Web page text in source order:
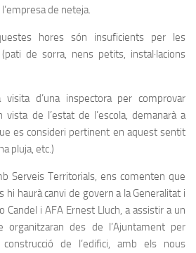
de neteja.
hores són insuficients per les
de sorra, nens petits, instal·lacions
visita d’una inspectora per comprovar
vista de l’estat de l’escola, demanarà a
es consideri pertinent en aquest sentit
pluja, etc.)
Serveis Territorials, ens comenten que
hi haurà canvi de govern a la Generalitat i
Candel i AFA Ernest Lluch, a assistir a un
des de l’Ajuntament per
de l’edifici, amb els nous